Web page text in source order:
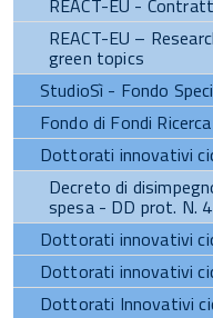
REACT-EU -
REACT-EU –
green topics
StudioSì - Fondo
Fondo di Fondi
Dottorati innovativi
Decreto di
spesa - DD prot. N.
Dottorati innovativi
Dottorati innovativi
Dottorati Innovativi